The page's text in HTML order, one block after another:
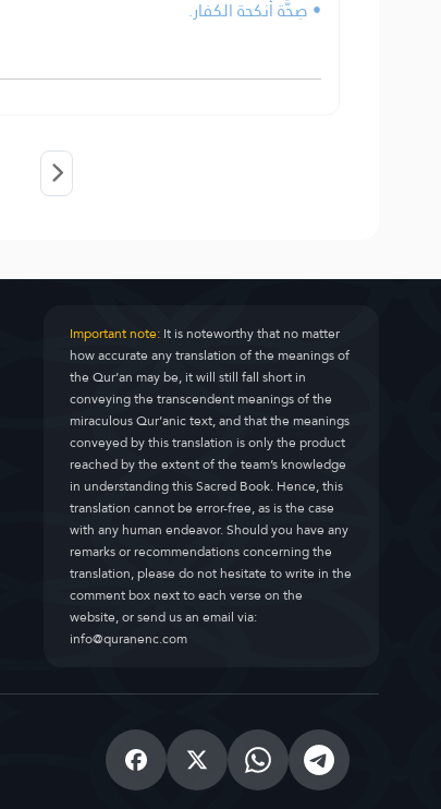
• صِحَّة أنكحة الكفار.
Important note:It is noteworthy that no matter
how accurate any translation of the meanings of
the Qur’an may be, it will still fall short in
conveying the transcendent meanings of the
miraculous Qur’anic text, and that the meanings
conveyed by this translation is only the product
reached by the extent of the team’s knowledge
in understanding this Sacred Book. Hence, this
translation cannot be error-free, as is the case
with any human endeavor. Should you have any
remarks or recommendations concerning the
translation, please do not hesitate to write in the
comment box next to each verse on the
website, or send us an email via:
info@quranenc.com